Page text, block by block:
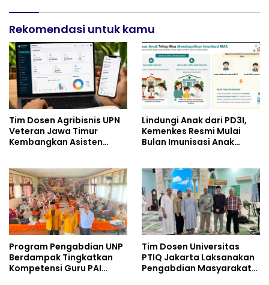
Rekomendasi untuk kamu
Tim Dosen Agribisnis UPN
Veteran Jawa Timur
Kembangkan Asisten
UMKM
Lindungi Anak dari PD3I,
Kemenkes Resmi Mulai
Bulan Imunisasi Anak
Program Pengabdian UNP
Berdampak Tingkatkan
Kompetensi Guru PAI
Tim Dosen Universitas
PTIQ Jakarta Laksanakan
Pengabdian Masyarakat